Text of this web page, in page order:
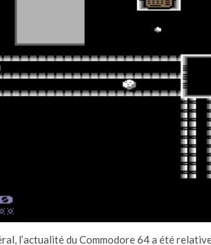
l’actualité du Commodore 64 a été